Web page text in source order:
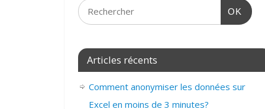
OK
Articles récents
Comment anonymiser les données sur
Excel en moins de 3 minutes?